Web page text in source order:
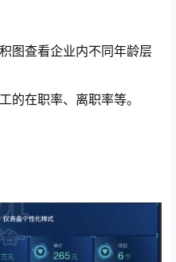
图查看企业内不同年龄层
的在职率、离职率等。